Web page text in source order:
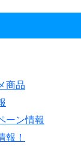
商品
ーン情報
報！